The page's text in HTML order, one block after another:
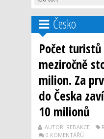
Česko
Počet
meziročně
milion. Za
do Česka
10 milionů
AUTOR: REDAKCE
0 KOMENTÁŘŮ